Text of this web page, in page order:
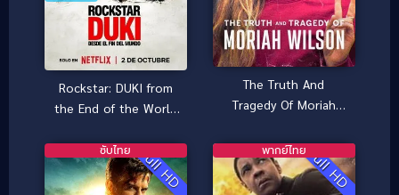
Rockstar: DUKI from
the End of the World
The Truth And
Tragedy Of Moriah
โศกนาฏกรรมของโมไร
อาห์ วิลสัน (2026)
Full HD
ซับไทย Full HD
พากย์ไทย